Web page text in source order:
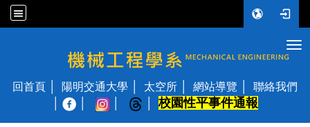
國立陽明交通大學 機械工程學系
回首頁 陽明交通大學 太空所 網站導覽
聯絡我們
校園性平事件通報